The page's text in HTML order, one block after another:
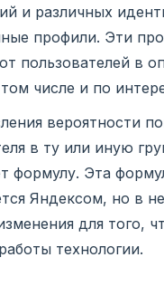
и различных
профили. Эти
пользователей в
числе и по
вероятности
в ту или иную
формулу. Эта
Яндексом, но в
для того,
технологии.